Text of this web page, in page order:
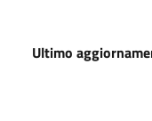
Ultimo